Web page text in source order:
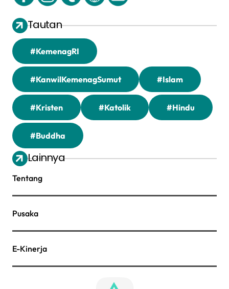
Tautan
#KemenagRI
#KanwilKemenagSumut #Islam
#Kristen #Katolik #Hindu
#Buddha
Lainnya
Tentang
Pusaka
E-Kinerja